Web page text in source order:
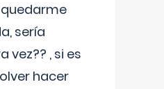
sería
vez?? , si es
hacer